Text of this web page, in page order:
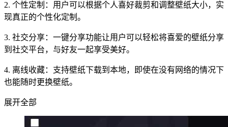
2. 个性定制：用户可以根据个人喜好裁剪和调整壁纸大小，实
现真正的个性化定制。
3. 社交分享：一键分享功能让用户可以轻松将喜爱的壁纸分享
到社交平台，与好友一起享受美好。
4. 离线收藏：支持壁纸下载到本地，即使在没有网络的情况下
也能随时更换壁纸。
展开全部